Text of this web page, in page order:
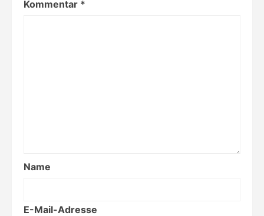
Kommentar *
Name
E-Mail-Adresse